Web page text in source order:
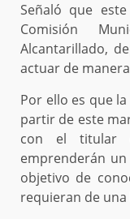
Señaló que
Comisión
Alcantarillado,
actuar de
Por ello es que
partir de este
con el titular
emprenderán
objetivo de
requieran de una